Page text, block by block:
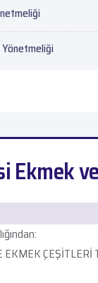
Yönetmeliği
Ekmek
ÇEŞİTLERİ